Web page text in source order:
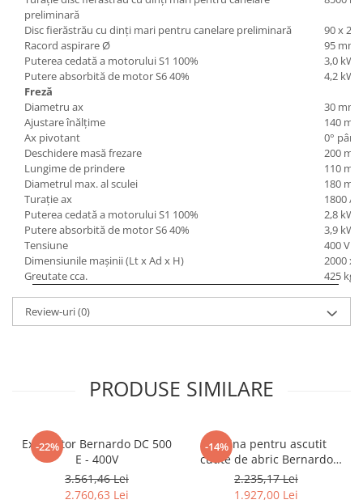
preliminară
Disc fierăstrău cu dinţi mari pentru canelare preliminară
90 x 20
Racord aspirare Ø
95 mm
Puterea cedată a motorului S1 100%
3,0 kW
Putere absorbită de motor S6 40%
4,2 kW
Freză
Diametru ax
30 mm
Ajustare înălţime
140 mm
Ax pivotant
0°
Deschidere masă frezare
200 mm
Lungime de prindere
110 mm
Diametrul max. al sculei
180 mm
Turaţie ax
1800 /
Puterea cedată a motorului S1 100%
2,8 kW
Putere absorbită de motor S6 40%
3,9 kW
Tensiune
400 V
Dimensiunile maşinii (Lt x Ad x H)
2000 x
Greutate cca.
425 kg
Review-uri(0)
PRODUSE SIMILARE
-22%
Exhaustor Bernardo DC 500
E - 400V
3.561,46 Lei
2.760,63 Lei
-14%
Masina pentru ascutit
cutite de abric Bernardo
HMS 600
2.235,17 Lei
1.927,00 Lei